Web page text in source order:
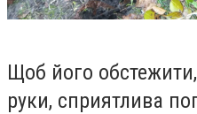
Щоб його обстежити,
руки, сприятлива